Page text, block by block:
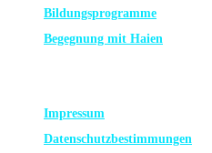
Bildungsprogramme
Begegnung mit Haien
Impressum
Datenschutz­bestimmungen